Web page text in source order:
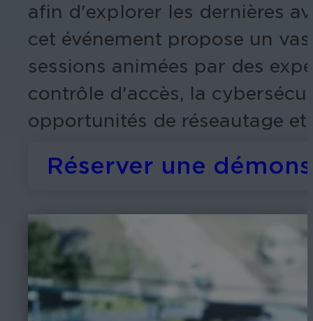
afin d'explorer les dernières
cet événement propose un
sessions animées par des
contrôle d'accès, la
opportunités de réseautage
Réserver une